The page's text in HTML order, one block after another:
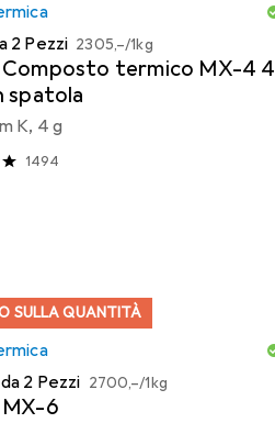
2 Pezzi EUR
2305,–/1kg
Composto termico MX-4 4
spatola
K, 4 g
1494
SULLA QUANTITÀ
da 2 Pezzi EUR
2700,–/1kg
MX-6